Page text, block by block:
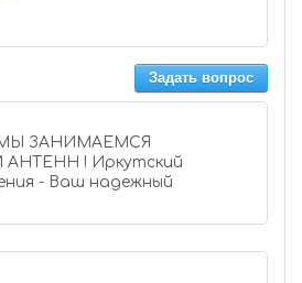
Задать вопрос
МЫ ЗАНИМАЕМСЯ
! Иркутский
- Ваш надежный